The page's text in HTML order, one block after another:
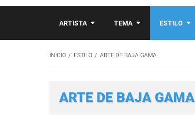
ARTISTA TEMA ESTILO
INICIO ESTILO ARTE DE BAJA GAMA
ARTE DE BAJA GAMA